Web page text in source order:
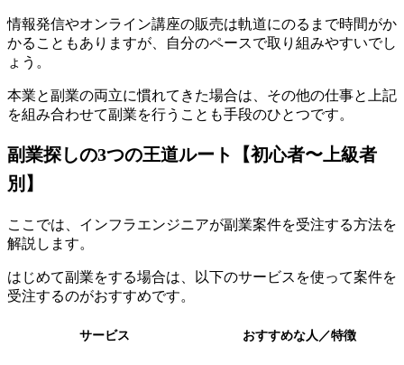
情報発信やオンライン講座の販売は軌道にのるまで時間がか
かることもありますが、自分のペースで取り組みやすいでし
ょう。
本業と副業の両立に慣れてきた場合は、 その他の仕事と上記
を組み合わせて副業を行うことも手段のひとつです。
副業探しの3つの王道ルート【初心者〜上級者
別】
ここでは、インフラエンジニアが副業案件を受注する方法を
解説します。
はじめて副業をする場合は、以下のサービスを使って案件を
受注するのがおすすめです。
サービス おすすめな人／特徴